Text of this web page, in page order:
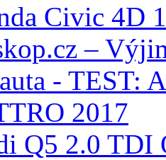
Civic 4D
Q5 2.0 TDI